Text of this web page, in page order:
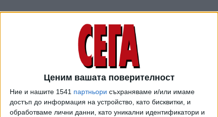
Ценим вашата поверителност
Ние и нашите 1541 партньори съхраняваме и/или имаме
достъп до информация на устройство, като бисквитки, и
обработваме лични данни, като уникални идентификатори и
Водач на листата за Европарламента е настоящият
евродепутат Ангел Джамбазки, на второ място е друг
такъв - Андрей Слабаков.